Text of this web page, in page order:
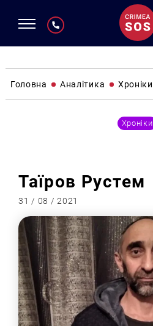
Головна Аналітика Хроніки
Хроніки
Таїров Рустем
31 / 08 / 2021